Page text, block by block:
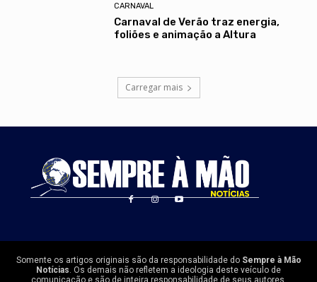
CARNAVAL
Carnaval de Verão traz energia,
foliões e animação a Altura
Carregar mais
Somente os artigos originais são da responsabilidade do Sempre à Mão
Notícias. Os demais não refletem a ideologia deste veículo de
comunicação e são de inteira responsabilidade de seus autores.